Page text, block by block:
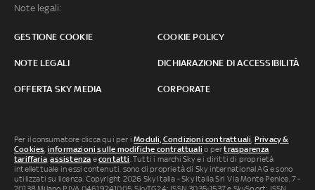
Note legali:
GESTIONE COOKIE COOKIE POLICY
NOTE LEGALI DICHIARAZIONE DI ACCESSIBILITÀ
OFFERTA SKY MEDIA CORPORATE
Per il consumatore clicca qui per iModuli, Condizioni contrattuali Privacy &
Cookies informazioni sulle modifiche contrattuali o pertrasparenza
tariffaria ,assistenza econtatti . Tutti i marchi Sky e i diritti di proprietà
intellettuale in essi contenuti, sono di proprietà di Sky international AG e sono
utilizzati su licenza. Copyright 2026 Sky Italia - Sky Italia Srl Via Monte Penice, 7 -